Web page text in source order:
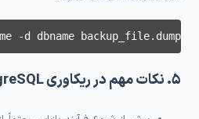
-d dbname backup_file.dump